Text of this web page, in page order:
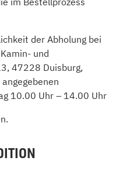
der Abholung bei
Kamin- und
47228 Duisburg,
angegebenen
10.00 Uhr – 14.00 Uhr